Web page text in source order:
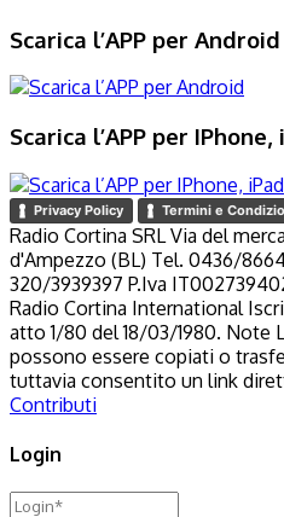
Scarica l’APP per Android
Scarica l’APP per IPhone,
Privacy Policy Termini e
Radio Cortina SRL Via del
d'Ampezzo (BL) Tel. 0436/
320/3939397 P.Iva
Radio Cortina International
atto 1/80 del 18/03/1980. Note
possono essere copiati o
tuttavia consentito un link
Contributi
Login